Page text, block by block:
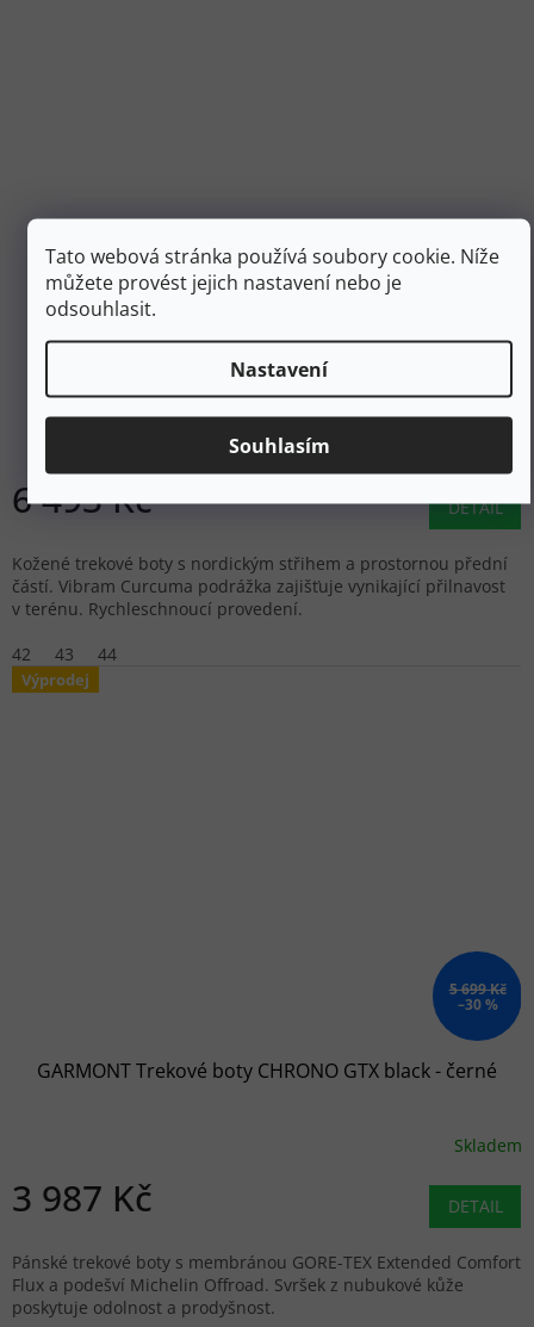
Tato webová stránka používá soubory cookie. Níže
můžete provést jejich nastavení nebo je
odsouhlasit.
Nastavení
Souhlasím
LUNDHAGS Pánské trekové boty PADJE LIGHT MID
olive/straw - zelené
6 493 Kč DETAIL
Kožené trekové boty s nordickým střihem a prostornou přední
částí. Vibram Curcuma podrážka zajišťuje vynikající přilnavost
v terénu. Rychleschnoucí provedení.
42
43 44
Výprodej
5 699 Kč
–30 %
GARMONT Trekové boty CHRONO GTX black - černé
Skladem
3 987 Kč DETAIL
Pánské trekové boty s membránou GORE-TEX Extended Comfort
Flux a podešví Michelin Offroad. Svršek z nubukové kůže
poskytuje odolnost a prodyšnost.